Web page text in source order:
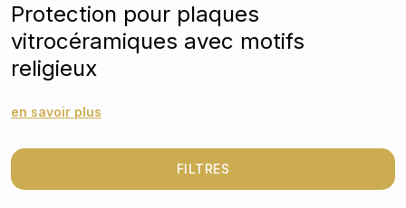
Protection pour plaques
vitrocéramiques avec motifs
religieux
en savoir plus
FILTRES